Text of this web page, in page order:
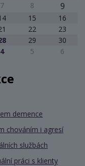
7 8 9
15
16
22
23
29
30
4 5 6
demence
chováním i agresí
službách
práci s klienty